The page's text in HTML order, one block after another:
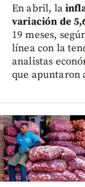
En abril, la
variación de
19 meses,
línea con la
analistas
que apuntaron